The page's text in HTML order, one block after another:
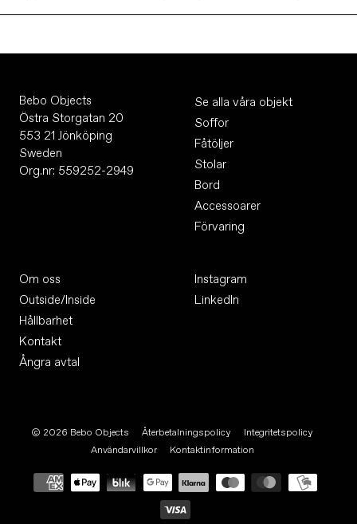
Bebo Objects
Östra Storgatan 20
553 21 Jönköping
Sweden
Org.nr: 559252-2949
Se alla våra objekt
Soffor
Fåtöljer
Stolar
Bord
Accessoarer
Förvaring
Om oss
Outside/Inside
Hållbarhet
Kontakt
Ångra avtal
Instagram
LinkedIn
© 2026 Bebo Objects Återbetalningspolicy
Integritetspolicy
Användarvillkor
Kontaktinformation
Betalningsmetoder